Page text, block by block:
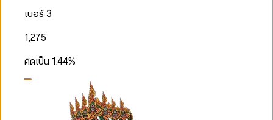
เบอร์ 3
1,275
คิดเป็น 1.44%